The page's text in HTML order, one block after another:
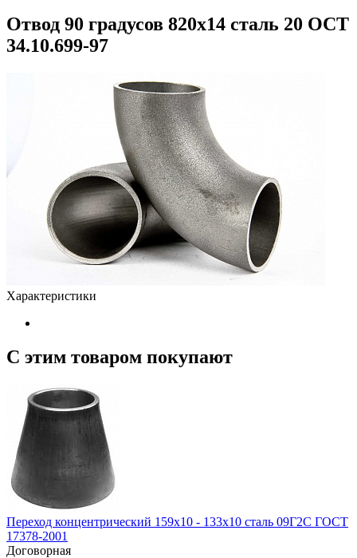
Отвод 90 градусов 820х14 сталь 20 ОСТ
34.10.699-97
Характеристики
С этим товаром покупают
Переход концентрический 159х10 - 133х10 сталь 09Г2С ГОСТ
17378-2001
Договорная